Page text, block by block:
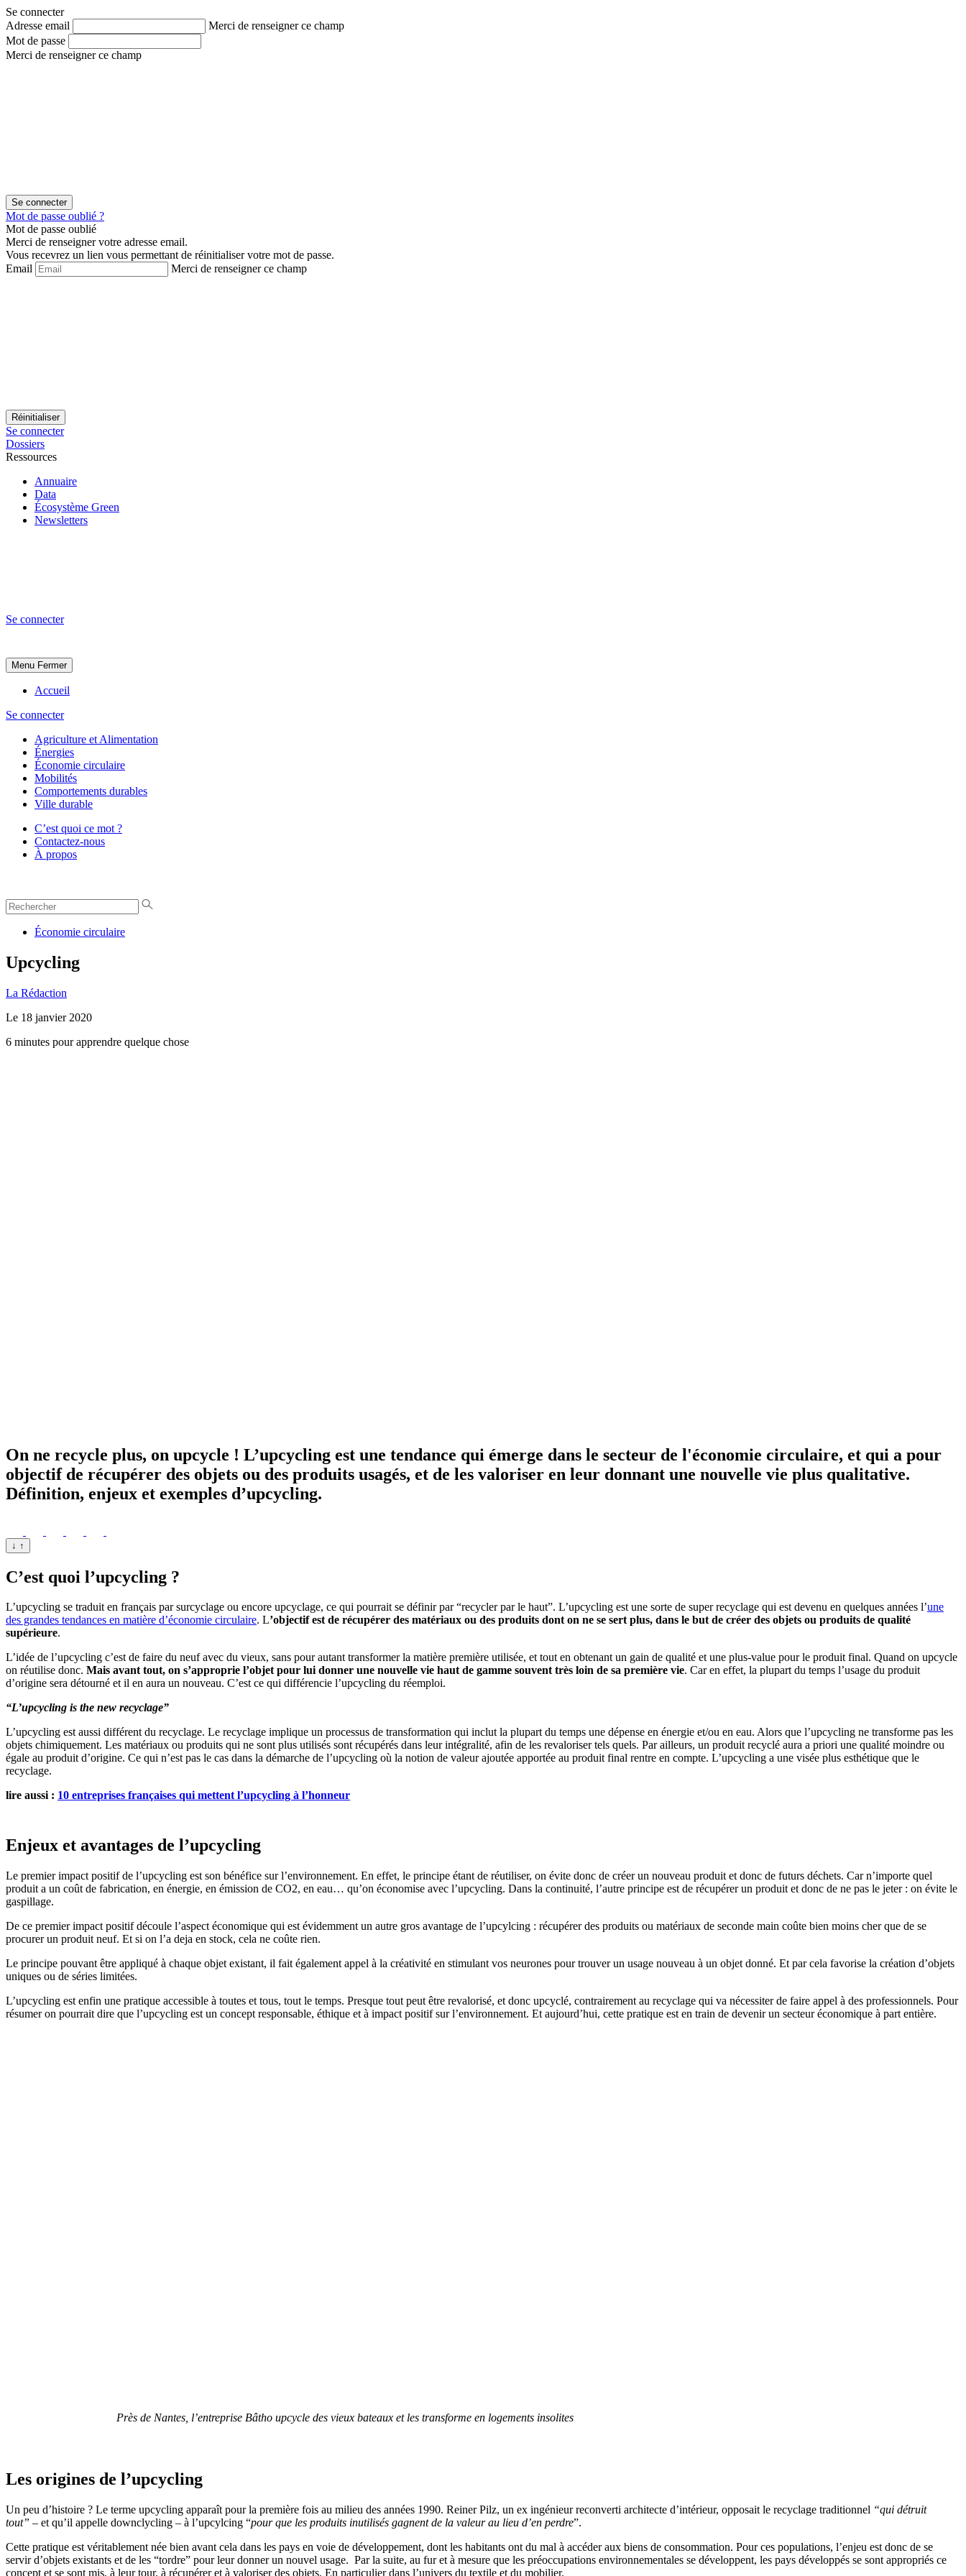
Aller
au
contenu
Aller
au
menu
Se connecter
Adresse email
Merci de renseigner ce champ
Mot de passe
Merci de renseigner ce champ
Mot de passe oublié ?
Mot de passe oublié
Merci de renseigner votre adresse email.
Vous recevrez un lien vous permettant de réinitialiser votre mot de passe.
Email
Merci de renseigner ce champ
Se connecter
Dossiers
Ressources
Annuaire
Data
Écosystème Green
Newsletters
Se connecter
Menu Fermer
Accueil
Se connecter
Agriculture et Alimentation
Énergies
Économie circulaire
Mobilités
Comportements durables
Ville durable
C’est quoi ce mot ?
Contactez-nous
À propos
Économie circulaire
Upcycling
La Rédaction
Le 18 janvier 2020
6 minutes pour apprendre quelque chose
On ne recycle plus, on upcycle ! L’upcycling est une tendance qui émerge dans le secteur de l'économie circulaire, et qui a pour
objectif de récupérer des objets ou des produits usagés, et de les valoriser en leur donnant une nouvelle vie plus qualitative.
Définition, enjeux et exemples d’upcycling.
↓ ↑
C’est quoi l’upcycling ?
L’upcycling se traduit en français par surcyclage ou encore upcyclage, ce qui pourrait se définir par “recycler par le haut”. L’upcycling est une sorte de super recyclage qui est devenu en quelques années l’une
des grandes tendances en matière d’économie circulaire. L’objectif est de récupérer des matériaux ou des produits dont on ne se sert plus, dans le but de créer des objets ou produits de qualité
supérieure.
L’idée de l’upcycling c’est de faire du neuf avec du vieux, sans pour autant transformer la matière première utilisée, et tout en obtenant un gain de qualité et une plus-value pour le produit final. Quand on upcycle
on réutilise donc. Mais avant tout, on s’approprie l’objet pour lui donner une nouvelle vie haut de gamme souvent très loin de sa première vie. Car en effet, la plupart du temps l’usage du produit
d’origine sera détourné et il en aura un nouveau. C’est ce qui différencie l’upcycling du réemploi.
“L’upcycling is the new recyclage”
L’upcycling est aussi différent du recyclage. Le recyclage implique un processus de transformation qui inclut la plupart du temps une dépense en énergie et/ou en eau. Alors que l’upcycling ne transforme pas les
objets chimiquement. Les matériaux ou produits qui ne sont plus utilisés sont récupérés dans leur intégralité, afin de les revaloriser tels quels. Par ailleurs, un produit recyclé aura a priori une qualité moindre ou
égale au produit d’origine. Ce qui n’est pas le cas dans la démarche de l’upcycling où la notion de valeur ajoutée apportée au produit final rentre en compte. L’upcycling a une visée plus esthétique que le
recyclage.
lire aussi : 10 entreprises françaises qui mettent l’upcycling à l’honneur
Enjeux et avantages de l’upcycling
Le premier impact positif de l’upcycling est son bénéfice sur l’environnement. En effet, le principe étant de réutiliser, on évite donc de créer un nouveau produit et donc de futurs déchets. Car n’importe quel
produit a un coût de fabrication, en énergie, en émission de CO2, en eau… qu’on économise avec l’upcycling. Dans la continuité, l’autre principe est de récupérer un produit et donc de ne pas le jeter : on évite le
gaspillage.
De ce premier impact positif découle l’aspect économique qui est évidemment un autre gros avantage de l’upcylcing : récupérer des produits ou matériaux de seconde main coûte bien moins cher que de se
procurer un produit neuf. Et si on l’a deja en stock, cela ne coûte rien.
Le principe pouvant être appliqué à chaque objet existant, il fait également appel à la créativité en stimulant vos neurones pour trouver un usage nouveau à un objet donné. Et par cela favorise la création d’objets
uniques ou de séries limitées.
L’upcycling est enfin une pratique accessible à toutes et tous, tout le temps. Presque tout peut être revalorisé, et donc upcyclé, contrairement au recyclage qui va nécessiter de faire appel à des professionnels. Pour
résumer on pourrait dire que l’upcycling est un concept responsable, éthique et à impact positif sur l’environnement. Et aujourd’hui, cette pratique est en train de devenir un secteur économique à part entière.
Près de Nantes, l’entreprise Bâtho upcycle des vieux bateaux et les transforme en logements insolites
Les origines de l’upcycling
Un peu d’histoire ? Le terme upcycling apparaît pour la première fois au milieu des années 1990. Reiner Pilz, un ex ingénieur reconverti architecte d’intérieur, opposait le recyclage traditionnel “qui détruit
tout” – et qu’il appelle downclycling – à l’upcylcing “pour que les produits inutilisés gagnent de la valeur au lieu d’en perdre”.
Cette pratique est véritablement née bien avant cela dans les pays en voie de développement, dont les habitants ont du mal à accéder aux biens de consommation. Pour ces populations, l’enjeu est donc de se
servir d’objets existants et de les “tordre” pour leur donner un nouvel usage. Par la suite, au fur et à mesure que les préoccupations environnementales se développent, les pays développés se sont appropriés ce
concept et se sont mis, à leur tour, à récupérer et à valoriser des objets. En particulier dans l’univers du textile et du mobilier.